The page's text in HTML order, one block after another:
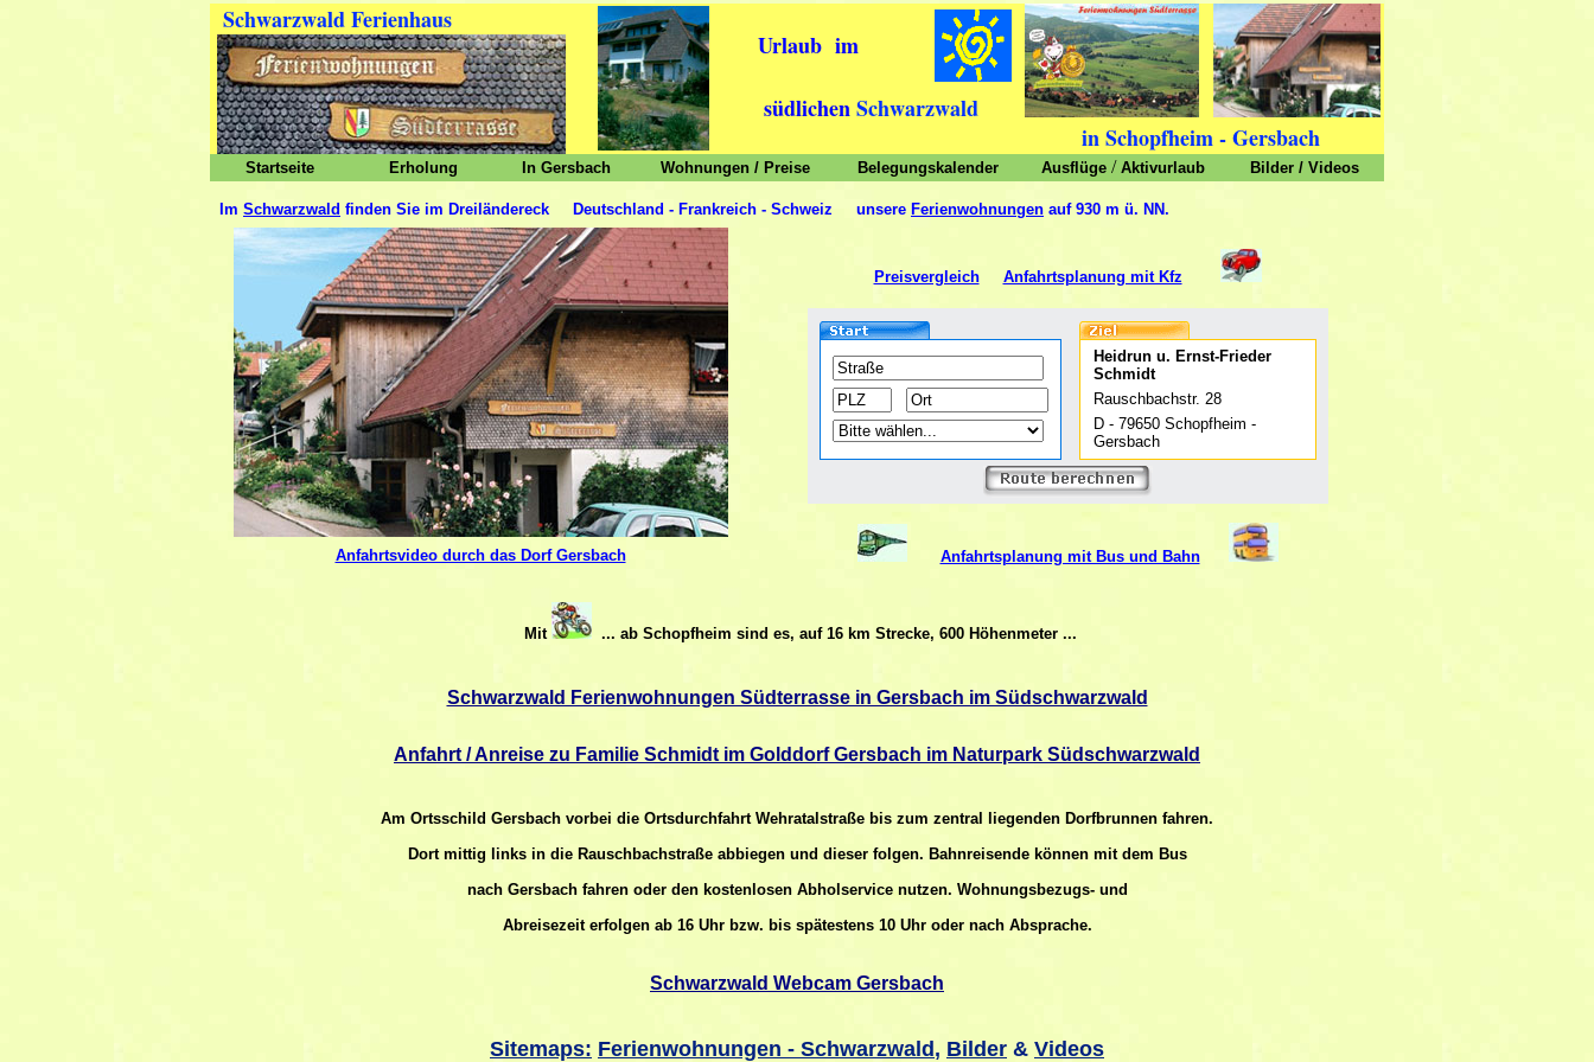
Schwarzwald Ferienhaus
Urlaub im
südlichenSchwarzwald
in Schopfheim - Gersbach
Startseite Erholung In Gersbach Wohnungen / Preise Belegungskalender Ausflüge / Aktivurlaub Bilder / Videos
Im Schwarzwald finden Sie im Dreiländereck Deutschland - Frankreich - Schweiz unsere Ferienwohnungen auf 930 m ü. NN.
Anfahrtsvideo durch das Dorf Gersbach
Preisvergleich Anfahrtsplanung mit Kfz
Heidrun u. Ernst-Frieder
Schmidt
Rauschbachstr. 28
D - 79650 Schopfheim -
Gersbach
Anfahrtsplanung mit Bus und Bahn
Mit ... ab Schopfheim sind es, auf 16 km Strecke, 600 Höhenmeter ...
Schwarzwald Ferienwohnungen Südterrasse in Gersbach im Südschwarzwald
Anfahrt / Anreise zu Familie Schmidt im Golddorf Gersbach im Naturpark Südschwarzwald
Am Ortsschild Gersbach vorbei die Ortsdurchfahrt Wehratalstraße bis zum zentral liegenden Dorfbrunnen fahren.
Dort mittig links in die Rauschbachstraße abbiegen und dieser folgen. Bahnreisende können mit dem Bus
nach Gersbach fahren oder den kostenlosen Abholservice nutzen. Wohnungsbezugs- und
Abreisezeit erfolgen ab 16 Uhr bzw. bis spätestens 10 Uhr oder nach Absprache.
Schwarzwald Webcam Gersbach
Sitemaps: Ferienwohnungen - Schwarzwald, Bilder & Videos